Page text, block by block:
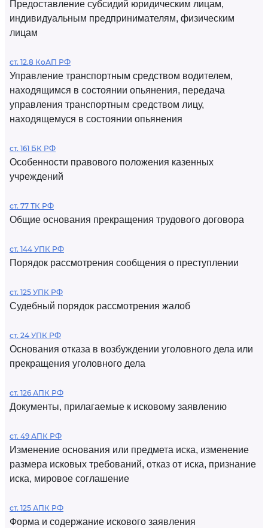
Предоставление субсидий юридическим лицам,
индивидуальным предпринимателям, физическим
лицам
ст. 12.8 КоАП РФ
Управление транспортным средством водителем,
находящимся в состоянии опьянения, передача
управления транспортным средством лицу,
находящемуся в состоянии опьянения
ст. 161 БК РФ
Особенности правового положения казенных
учреждений
ст. 77 ТК РФ
Общие основания прекращения трудового договора
ст. 144 УПК РФ
Порядок рассмотрения сообщения о преступлении
ст. 125 УПК РФ
Судебный порядок рассмотрения жалоб
ст. 24 УПК РФ
Основания отказа в возбуждении уголовного дела или
прекращения уголовного дела
ст. 126 АПК РФ
Документы, прилагаемые к исковому заявлению
ст. 49 АПК РФ
Изменение основания или предмета иска, изменение
размера исковых требований, отказ от иска, признание
иска, мировое соглашение
ст. 125 АПК РФ
Форма и содержание искового заявления